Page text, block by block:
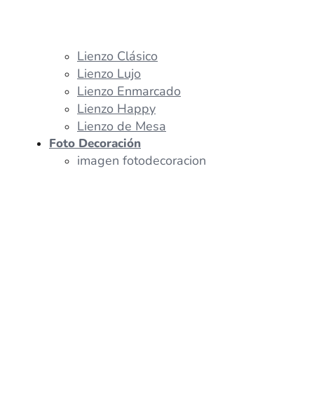
Lienzo Clásico
Lienzo Lujo
Lienzo Enmarcado
Lienzo Happy
Lienzo de Mesa
Foto Decoración
imagen fotodecoracion